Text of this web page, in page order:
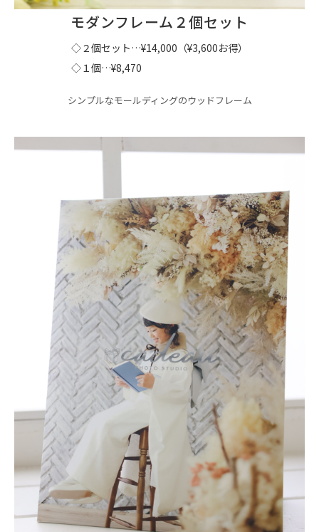
モダンフレーム２個セット
◇２個セット…¥14,000（¥3,600お得）
◇１個…¥8,470
シンプルなモールディングのウッドフレーム